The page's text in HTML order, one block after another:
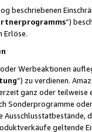
beschriebenen
“)
Erlöse.
Werbeaktionen
”) zu verdienen.
ganz oder
Sonderprogramme
geltende